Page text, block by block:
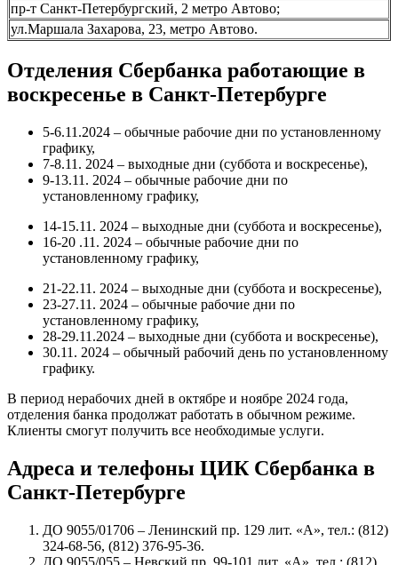
пр-т Санкт-Петербургский, 2 метро Автово;
ул.Маршала Захарова, 23, метро Автово.
Отделения Сбербанка работающие в
воскресенье в Санкт-Петербурге
5-6.11.2024 – обычные рабочие дни по установленному
графику,
7-8.11. 2024 – выходные дни (суббота и воскресенье),
9-13.11. 2024 – обычные рабочие дни по
установленному графику,
14-15.11. 2024 – выходные дни (суббота и воскресенье),
16-20 .11. 2024 – обычные рабочие дни по
установленному графику,
21-22.11. 2024 – выходные дни (суббота и воскресенье),
23-27.11. 2024 – обычные рабочие дни по
установленному графику,
28-29.11.2024 – выходные дни (суббота и воскресенье),
30.11. 2024 – обычный рабочий день по установленному
графику.
В период нерабочих дней в октябре и ноябре 2024 года,
отделения банка продолжат работать в обычном режиме.
Клиенты смогут получить все необходимые услуги.
Адреса и телефоны ЦИК Сбербанка в
Санкт-Петербурге
ДО 9055/01706 – Ленинский пр. 129 лит. «А», тел.: (812)
324-68-56, (812) 376-95-36.
ДО 9055/055 – Невский пр. 99-101 лит. «А», тел.: (812)